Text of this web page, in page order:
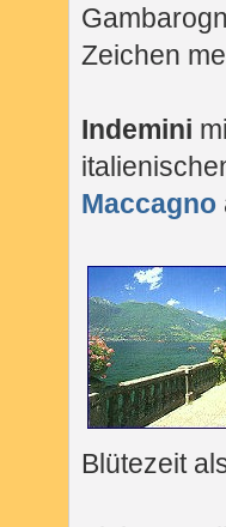
Zeichen
Indemini
Maccagno
Blütezeit